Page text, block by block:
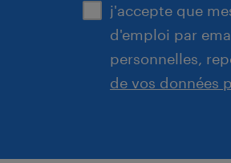
j'accepte que
d'emploi par
personnelles,
de vos données